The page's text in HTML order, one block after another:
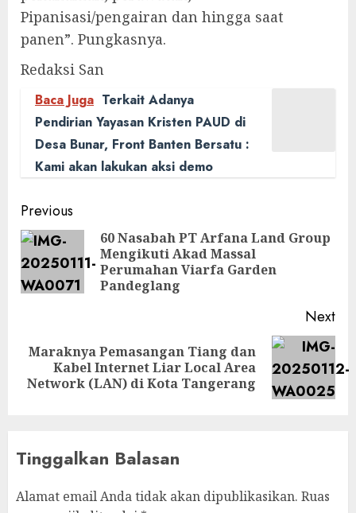
Pipanisasi/pengairan dan hingga saat
panen”. Pungkasnya.
Redaksi San
Baca Juga Terkait Adanya
Pendirian Yayasan Kristen PAUD di
Desa Bunar, Front Banten Bersatu :
Kami akan lakukan aksi demo
Post
navigation
Previous
60 Nasabah PT Arfana Land Group
Mengikuti Akad Massal
Perumahan Viarfa Garden
Pandeglang
Next
Next
post:
Maraknya Pemasangan Tiang dan
Kabel Internet Liar Local Area
Network (LAN) di Kota Tangerang
Tinggalkan Balasan
Alamat email Anda tidak akan dipublikasikan. Ruas